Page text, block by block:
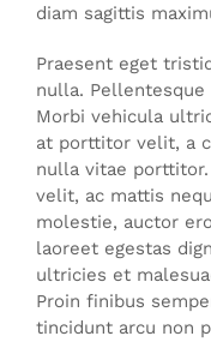
diam sagittis
Praesent eget
nulla.
Morbi vehicula
at porttitor velit, a
nulla vitae
velit, ac mattis
molestie, auctor
laoreet egestas
ultricies et
Proin finibus
tincidunt arcu non